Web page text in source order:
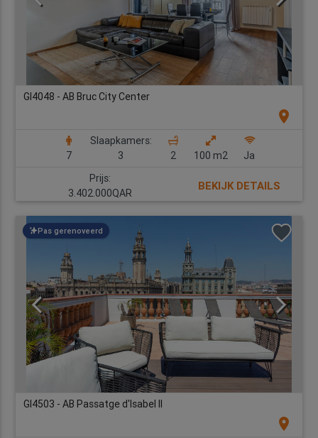
GI4048 - AB Bruc City Center
location_on
7
Slaapkamers:
3
2 100 m2
Ja
Prijs:
3.402.000QAR
BEKIJK DETAILS
Pas gerenoveerd
GI4503 - AB Passatge d'Isabel II
location_on